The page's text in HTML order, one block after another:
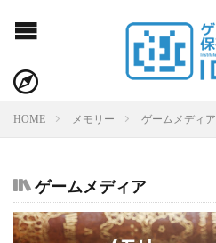
HOME メモリー ゲームメディア
ゲームメディア